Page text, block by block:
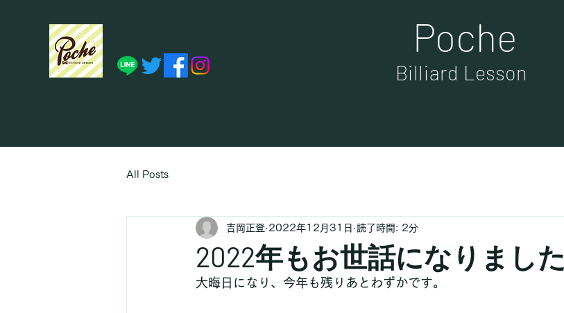
Poche
Billiard Lesson
All Posts
2022年もお世話になりました
吉岡正登 2022年12月31日 読了時間: 2分
大晦日になり、今年も残りあとわずかです。